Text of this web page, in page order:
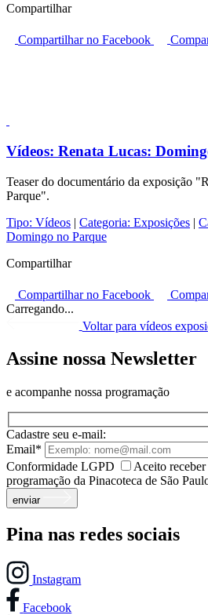
Compartilhar
Compartilhar no Facebook
Vídeos: Renata Lucas:
Teaser do documentário da exposição
Parque".
Tipo: Vídeos | Categoria: Exposições |
Domingo no Parque
Compartilhar
Compartilhar no Facebook
Carregando...
Voltar para vídeos
Assine nossa Newsletter
e acompanhe nossa programação
Cadastre seu e-mail:
Email*
Conformidade LGPD
Aceito
programação da Pinacoteca de São
enviar
Pina nas redes sociais
Instagram
Facebook